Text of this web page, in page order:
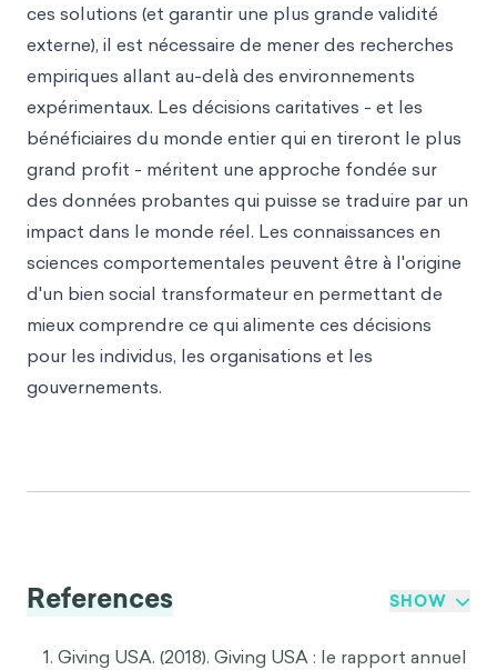
ces solutions (et garantir une plus grande validité
externe), il est nécessaire de mener des recherches
empiriques allant au-delà des environnements
expérimentaux. Les décisions caritatives - et les
bénéficiaires du monde entier qui en tireront le plus
grand profit - méritent une approche fondée sur
des données probantes qui puisse se traduire par un
impact dans le monde réel. Les connaissances en
sciences comportementales peuvent être à l'origine
d'un bien social transformateur en permettant de
mieux comprendre ce qui alimente ces décisions
pour les individus, les organisations et les
gouvernements.
References SHOW
Giving USA. (2018). Giving USA : le rapport annuel